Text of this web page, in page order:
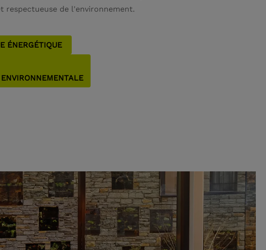
respectueuse de l'environnement.
ÉNERGÉTIQUE